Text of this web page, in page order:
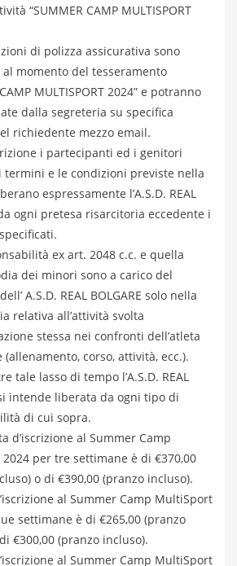
“SUMMER CAMP MULTISPORT
di polizza assicurativa sono
momento del tesseramento
MULTISPORT 2024” e potranno
dalla segreteria su specifica
richiedente mezzo email.
i partecipanti ed i genitori
termini e le condizioni previste nella
espressamente l’A.S.D. REAL
da ogni pretesa risarcitoria eccedente i
ex art. 2048 c.c. e quella
dei minori sono a carico del
A.S.D. REAL BOLGARE solo nella
relativa all’attività svolta
stessa nei confronti dell’atleta
corso, attività, ecc.).
tale lasso di tempo l’A.S.D. REAL
si intende liberata da ogni tipo di
di cui sopra.
d’iscrizione al Summer Camp
per tre settimane è di €370,00
o di €390,00 (pranzo incluso).
al Summer Camp MultiSport
settimane è di €265,00 (pranzo
€300,00 (pranzo incluso).
al Summer Camp MultiSport